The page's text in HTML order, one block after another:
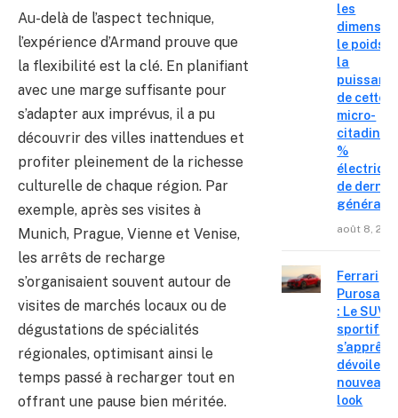
Au-delà de l’aspect technique,
l’expérience d’Armand prouve que
la flexibilité est la clé. En planifiant
avec une marge suffisante pour
s’adapter aux imprévus, il a pu
découvrir des villes inattendues et
profiter pleinement de la richesse
culturelle de chaque région. Par
exemple, après ses visites à
Munich, Prague, Vienne et Venise,
les arrêts de recharge
s’organisaient souvent autour de
visites de marchés locaux ou de
dégustations de spécialités
régionales, optimisant ainsi le
temps passé à recharger tout en
offrant une pause bien méritée.
les
le poids
la
de cette
micro-
citadine
%
de
août 8,
Ferrari
: Le SUV
sportif
s’apprête
dévoiler
nouveau
look